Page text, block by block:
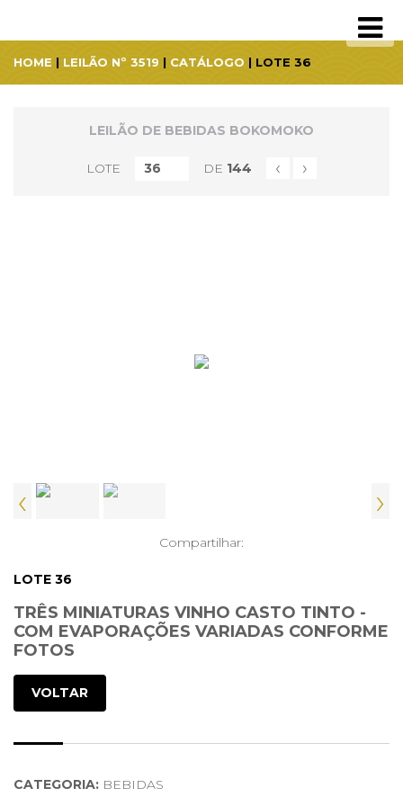
HOME | LEILÃO Nº 3519 | CATÁLOGO | LOTE 36
LEILÃO DE BEBIDAS BOKOMOKO
LOTE DE 144 ‹ ›
‹ ›
Compartilhar:
LOTE 36
TRÊS MINIATURAS VINHO CASTO TINTO -
COM EVAPORAÇÕES VARIADAS CONFORME
FOTOS
VOLTAR
CATEGORIA: BEBIDAS